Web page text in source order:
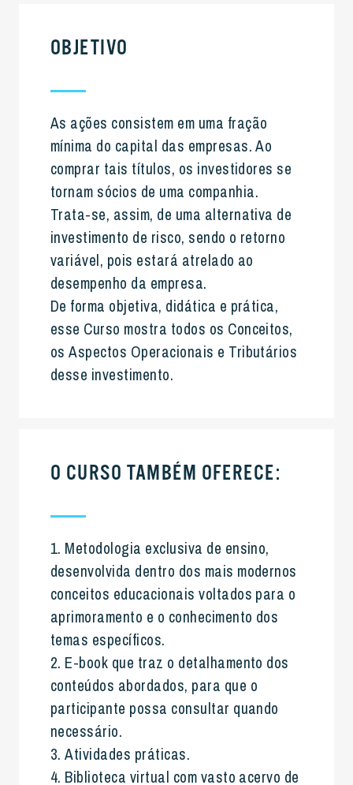
OBJETIVO
As ações consistem em uma fração
mínima do capital das empresas. Ao
comprar tais títulos, os investidores se
tornam sócios de uma companhia.
Trata-se, assim, de uma alternativa de
investimento de risco, sendo o retorno
variável, pois estará atrelado ao
desempenho da empresa.
De forma objetiva, didática e prática,
esse Curso mostra todos os Conceitos,
os Aspectos Operacionais e Tributários
desse investimento.
O CURSO TAMBÉM OFERECE:
1. Metodologia exclusiva de ensino,
desenvolvida dentro dos mais modernos
conceitos educacionais voltados para o
aprimoramento e o conhecimento dos
temas específicos.
2. E-book que traz o detalhamento dos
conteúdos abordados, para que o
participante possa consultar quando
necessário.
3. Atividades práticas.
4. Biblioteca virtual com vasto acervo de